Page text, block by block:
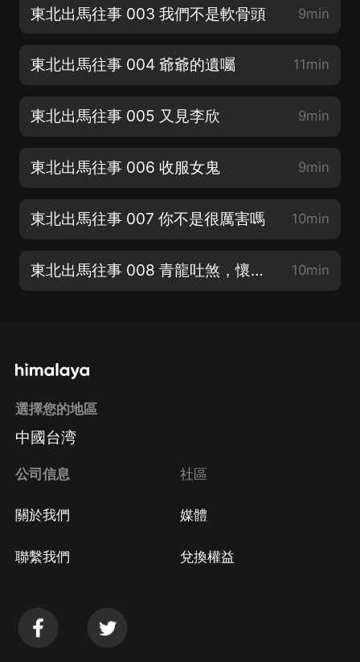
東北出馬往事 003 我們不是軟骨頭 9min
東北出馬往事 004 爺爺的遺囑 11min
東北出馬往事 005 又見李欣 9min
東北出馬往事 006 收服女鬼 9min
東北出馬往事 007 你不是很厲害嗎 10min
東北出馬往事 008 青龍吐煞，懷中抱月 10min
選擇您的地區
中國台湾
公司信息
關於我們
聯繫我們
社區
媒體
兌換權益